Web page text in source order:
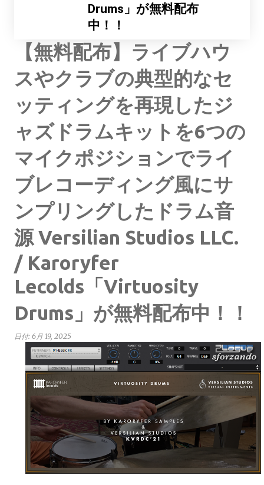
Drums」が無料配布
中！！
【無料配布】ライブハウ
スやクラブの典型的なセ
ッティングを再現したジ
ャズドラムキットを6つの
マイクポジションでライ
ブレコーディング風にサ
ンプリングしたドラム音
源 Versilian Studios LLC.
/ Karoryfer
Lecolds「Virtuosity
Drums」が無料配布中！！
日付: 6月 19, 2025